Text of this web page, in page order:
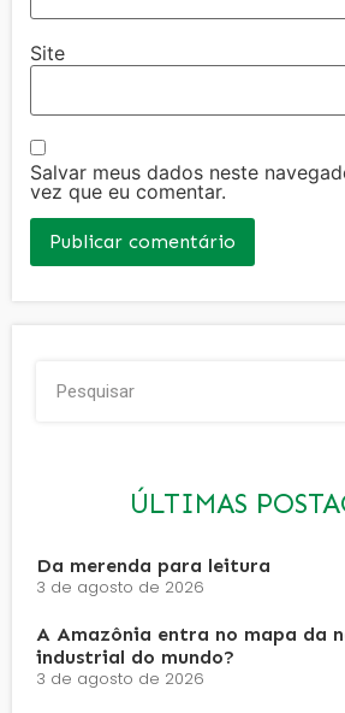
Site
Salvar meus dados neste
vez que eu comentar.
ÚLTIMAS
Da merenda para leitura
3 de agosto de 2026
A Amazônia entra no mapa da
industrial do mundo?
3 de agosto de 2026